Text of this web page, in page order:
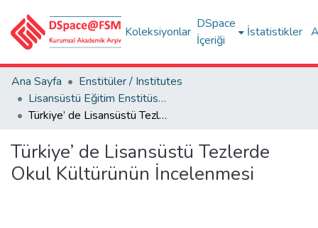
Koleksiyonlar
DSpace
İçeriği
İstatistikler
Ana Sayfa
Enstitüler / Institutes
Lisansüstü Eğitim Enstitüsü Tez Dışı Yayınlar Koleksiyonu
Türkiye’ de Lisansüstü Tezlerde Okul Kültürünün İncelenmesi
Türkiye’ de Lisansüstü Tezlerde
Okul Kültürünün İncelenmesi